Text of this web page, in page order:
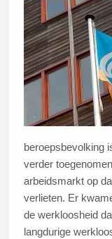
beroepsbevolking
verder
arbeidsmarkt op
verlieten. Er
de werkloosheid
langdurige